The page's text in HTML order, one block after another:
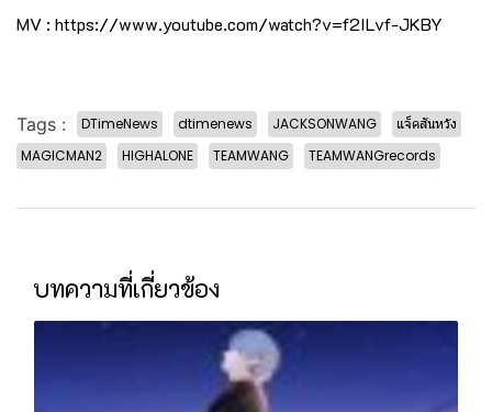
MV : https://www.youtube.com/watch?v=f2ILvf-JKBY
Tags : DTimeNews dtimenews JACKSONWANG
แจ็คสันหวัง
MAGICMAN2
HIGHALONE TEAMWANG TEAMWANGrecords
บทความที่เกี่ยวข้อง